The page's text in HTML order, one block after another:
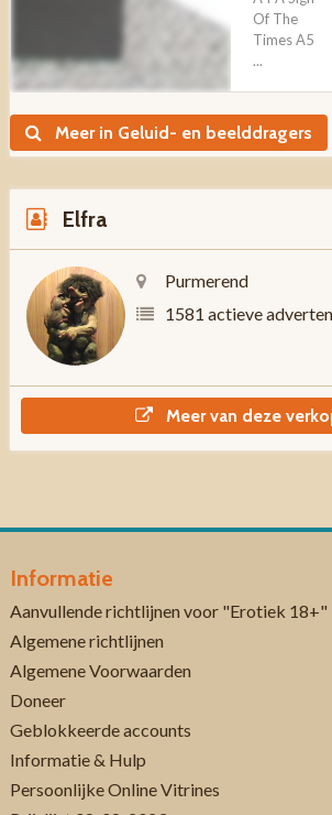
Of The
Times A5
...
Meer in Geluid- en beelddragers
Elfra
Purmerend
1581 actieve
Meer van deze
Informatie
Aanvullende richtlijnen voor "Erotiek 18+"
Algemene richtlijnen
Algemene Voorwaarden
Doneer
Geblokkeerde accounts
Informatie & Hulp
Persoonlijke Online Vitrines